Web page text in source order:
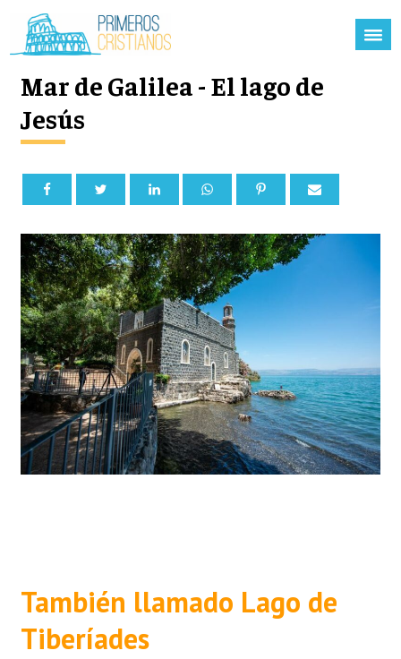
Mar de Galilea - El lago de
Jesús
También llamado Lago de
Tiberíades